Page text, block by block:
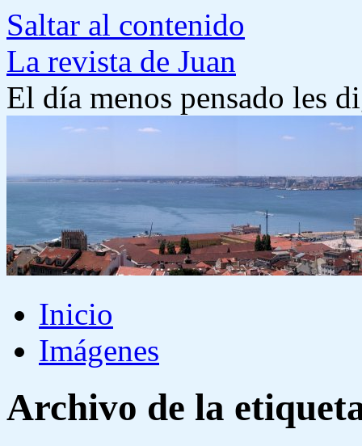
Saltar al contenido
La revista de Juan
El día menos pensado les
Inicio
Imágenes
Archivo de la